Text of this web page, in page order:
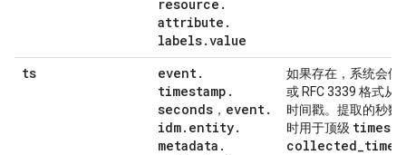
resource .
attribute .
labels.value
ts event.
timestamp .
seconds ， event.
idm. entity.
metadata .
如果存在，系统会使
或 RFC 3339 格式从
时间戳。提取的秒数
时用于顶级
collected_